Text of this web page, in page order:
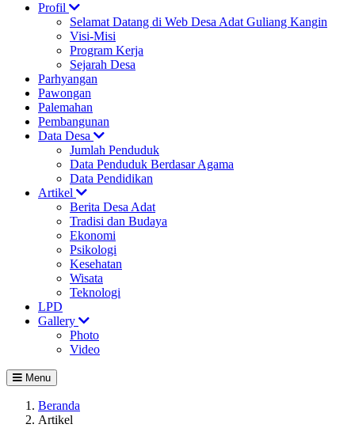
Profil
Selamat Datang di Web Desa Adat Guliang Kangin
Visi-Misi
Program Kerja
Sejarah Desa
Parhyangan
Pawongan
Palemahan
Pembangunan
Data Desa
Jumlah Penduduk
Data Penduduk Berdasar Agama
Data Pendidikan
Artikel
Berita Desa Adat
Tradisi dan Budaya
Ekonomi
Psikologi
Kesehatan
Wisata
Teknologi
LPD
Gallery
Photo
Video
Menu
Beranda
Artikel